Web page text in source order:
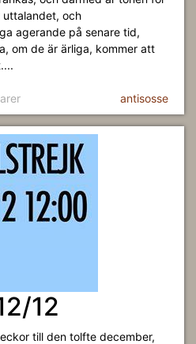
och
agerande på senare tid,
om de är ärliga, kommer att
antisosse
12
till den tolfte december,